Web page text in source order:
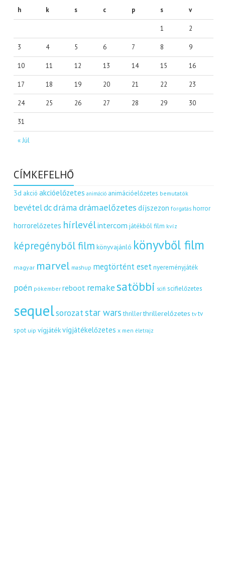
h
k s c p s v
« Júl
1 2
3 4 5 6 7 8 9
10 11 12 13 14 15 16
17 18 19 20 21 22 23
24 25 26 27 28 29 30
31
CÍMKEFELHŐ
3d akció akcióelőzetes animáció animációelőzetes bemutatók
bevételdcdráma drámaelőzetes díjszezon forgatás horror
horrorelőzetes hírlevélintercom játékból film kvíz
képregényből film könyvajánló könyvből film
magyar marvel mashup megtörtént eset nyereményjáték
poén pókember reboot remakesatöbbi scifi scifielőzetes
sequelsorozatstar wars thriller thrillerelőzetes tv tv
spot uip vígjátékvígjátékelőzetes x men életrajz